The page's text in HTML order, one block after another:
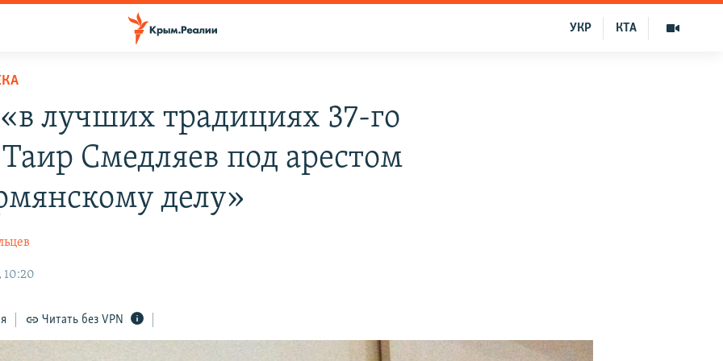
КТА
УКР
лучших традициях 37-го
Таир Смедляев под арестом
делу»
10:20
Читать без VPN